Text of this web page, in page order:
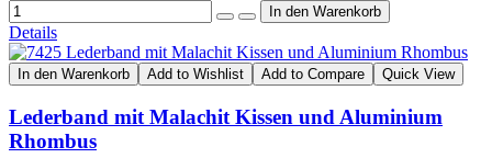
Details
In den Warenkorb Add to Wishlist Add to Compare Quick View
Lederband mit Malachit Kissen und Aluminium
Rhombus